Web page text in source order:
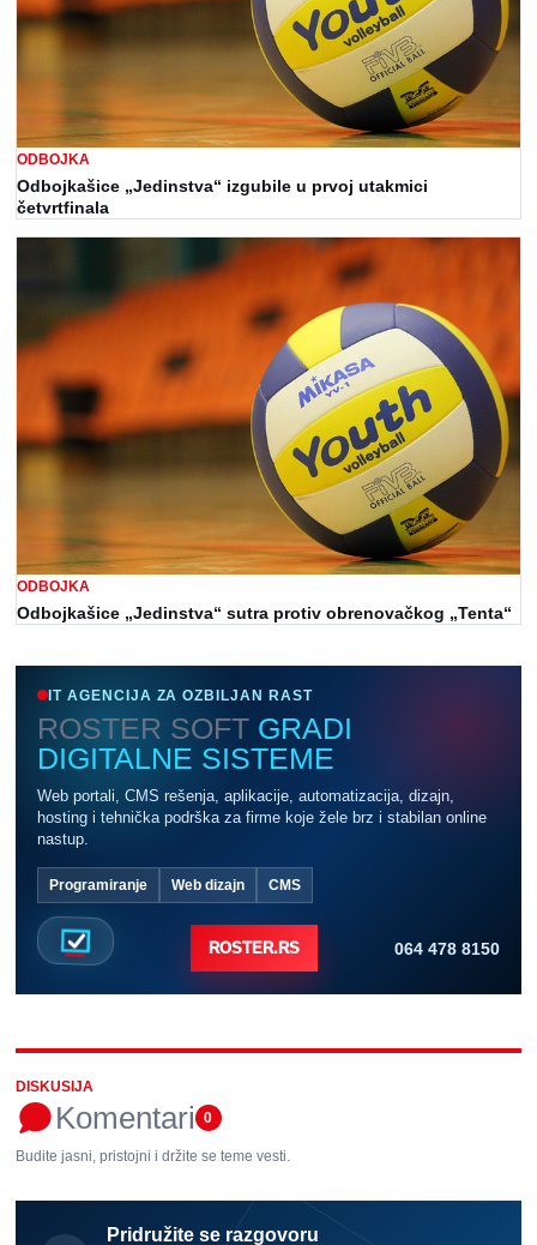
ODBOJKA
Odbojkašice „Jedinstva“ izgubile u prvoj utakmici
četvrtfinala
ODBOJKA
Odbojkašice „Jedinstva“ sutra protiv obrenovačkog „Tenta“
IT AGENCIJA ZA OZBILJAN RAST
ROSTER SOFT GRADI
DIGITALNE SISTEME
Web portali, CMS rešenja, aplikacije, automatizacija, dizajn,
hosting i tehnička podrška za firme koje žele brz i stabilan online
nastup.
Programiranje Web dizajn CMS
ROSTER.RS 064 478 8150
DISKUSIJA
Komentari 0
Budite jasni, pristojni i držite se teme vesti.
Pridružite se razgovoru